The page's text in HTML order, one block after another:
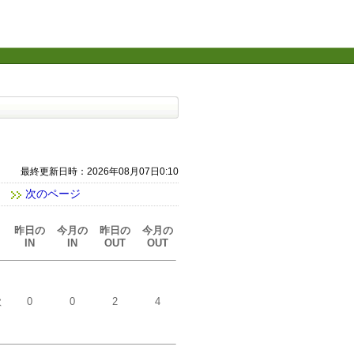
最終更新日時：2026年08月07日0:10
次のページ
昨日の
IN
今月の
IN
昨日の
OUT
今月の
OUT
0 0 2 4